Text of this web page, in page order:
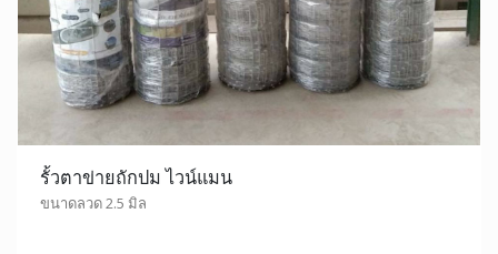
รั้วตาข่ายถักปม ไวน์แมน
ขนาดลวด 2.5 มิล